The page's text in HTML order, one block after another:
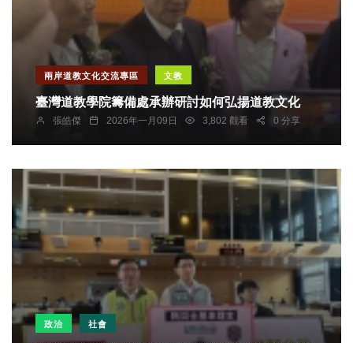
兩岸道教文化交流專區 文教
臺灣道教學院籌備處承辦研討如何弘揚道教文化
張皓傑 2026年一月09日 3,802 觀看 0 分享
政治 社會